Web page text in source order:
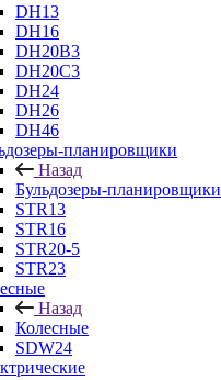
DH13
DH16
DH20B3
DH20C3
DH24
DH26
DH46
планировщики
Назад
Бульдозеры-планировщики
STR13
STR16
STR20-5
STR23
Назад
Колесные
SDW24